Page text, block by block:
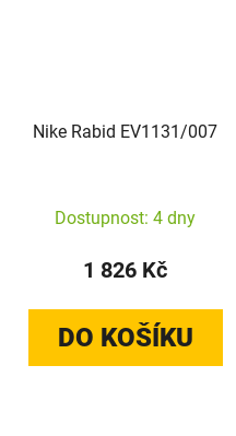
Nike Rabid EV1131/007
Dostupnost: 4 dny
1 826 Kč
DO KOŠÍKU